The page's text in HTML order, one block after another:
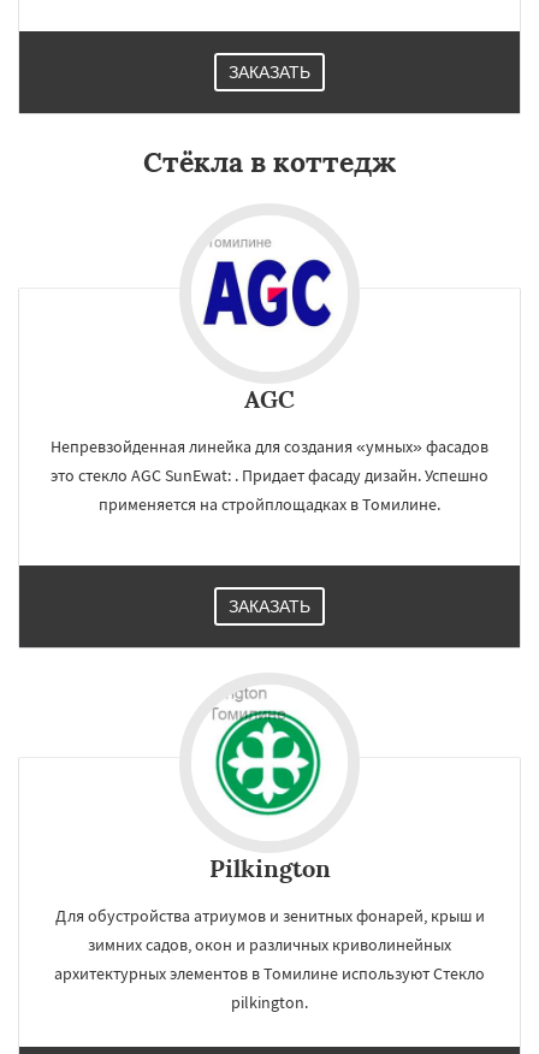
Работаем по
Удельная
Черкизово Черусти Шаховская
ЗАКАЗАТЬ
Стёкла в коттедж
AGC
Непревзойденная линейка для создания «умных» фасадов
это стекло AGC SunEwat: . Придает фасаду дизайн. Успешно
применяется на стройплощадках в Томилине.
ЗАКАЗАТЬ
Pilkington
Для обустройства атриумов и зенитных фонарей, крыш и
зимних садов, окон и различных криволинейных
архитектурных элементов в Томилине используют Стекло
pilkington.
УЗНАТЬ ПОДРОБНЕЕ
Даю согласие на обработку персональных данных